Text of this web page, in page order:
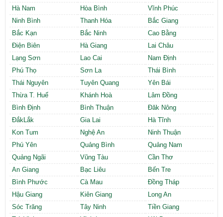
Hà Nam
Hòa Bình
Vĩnh Phúc
Ninh Bình
Thanh Hóa
Bắc Giang
Bắc Kạn
Bắc Ninh
Cao Bằng
Điện Biên
Hà Giang
Lai Châu
Lạng Sơn
Lao Cai
Nam Định
Phú Thọ
Sơn La
Thái Bình
Thái Nguyên
Tuyên Quang
Yên Bái
Thừa T. Huế
Khánh Hoà
Lâm Đồng
Bình Định
Bình Thuận
Đăk Nông
ĐắkLắk
Gia Lai
Hà Tĩnh
Kon Tum
Nghệ An
Ninh Thuận
Phú Yên
Quảng Bình
Quảng Nam
Quảng Ngãi
Vũng Tàu
Cần Thơ
An Giang
Bạc Liêu
Bến Tre
Bình Phước
Cà Mau
Đồng Tháp
Hậu Giang
Kiên Giang
Long An
Sóc Trăng
Tây Ninh
Tiền Giang